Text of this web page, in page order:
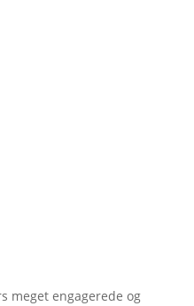
meget engagerede og